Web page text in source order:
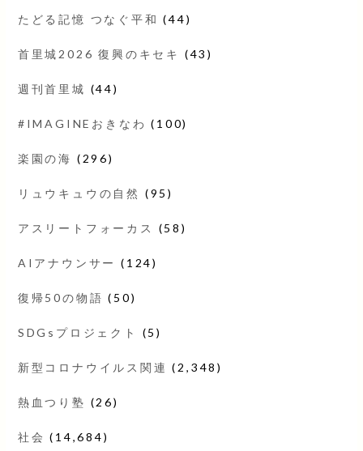
たどる記憶 つなぐ平和 (44)
首里城2026 復興のキセキ (43)
週刊首里城 (44)
#IMAGINEおきなわ (100)
楽園の海 (296)
リュウキュウの自然 (95)
アスリートフォーカス (58)
AIアナウンサー (124)
復帰50の物語 (50)
SDGsプロジェクト (5)
新型コロナウイルス関連 (2,348)
熱血つり塾 (26)
社会 (14,684)